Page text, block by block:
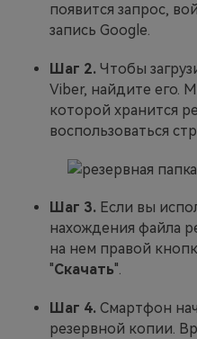
появится запрос,
запись Google.
Шаг 2. Чтобы
Viber, найдите его.
которой хранится
воспользоваться
Шаг 3. Если вы
нахождения файла
на нем правой
"Скачать".
Шаг 4. Смартфон
резервной копии.